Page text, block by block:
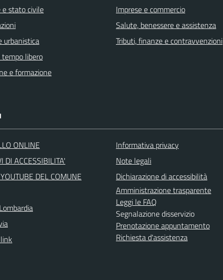
e stato civile
urbanistica
libero
e formazione
Imprese e commercio
Salute, benessere e assistenza
Tributi, finanze e contravvenzioni
ONLINE
DI ACCESSIBILITA'
DEL COMUNE
Informativa privacy
Note legali
Dichiarazione di accessibilità
Amministrazione trasparente
Leggi le FAQ
Segnalazione disservizio
Prenotazione appuntamento
Richiesta d'assistenza